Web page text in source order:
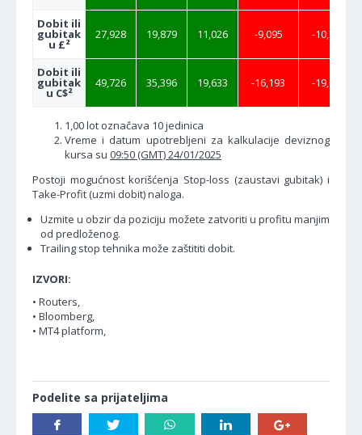
Dobit ili
gubitak
u £²
27,928 19,879 11,026 -9,095 -10,704
Dobit ili
gubitak
u C$²
49,726 35,396 19,633 -16,193 -19,059
1,00 lot označava 10 jedinica
Vreme i datum upotrebljeni za kalkulacije deviznog
kursa su 09:50 (GMT) 24/01/2025
Postoji mogućnost korišćenja Stop-loss (zaustavi gubitak) i
Take-Profit (uzmi dobit) naloga.
Uzmite u obzir da poziciju možete zatvoriti u profitu manjim
od predloženog.
Trailing stop tehnika može zaštititi dobit.
IZVORI:
• Routers,
• Bloomberg,
• MT4 platform,
Podelite sa prijateljima